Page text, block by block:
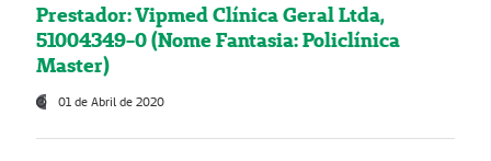
Prestador: Vipmed Clínica Geral Ltda,
51004349-0 (Nome Fantasia: Policlínica
Master)
01 de Abril de 2020